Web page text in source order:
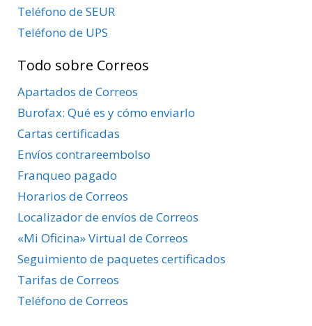
Teléfono de SEUR
Teléfono de UPS
Todo sobre Correos
Apartados de Correos
Burofax: Qué es y cómo enviarlo
Cartas certificadas
Envíos contrareembolso
Franqueo pagado
Horarios de Correos
Localizador de envíos de Correos
«Mi Oficina» Virtual de Correos
Seguimiento de paquetes certificados
Tarifas de Correos
Teléfono de Correos